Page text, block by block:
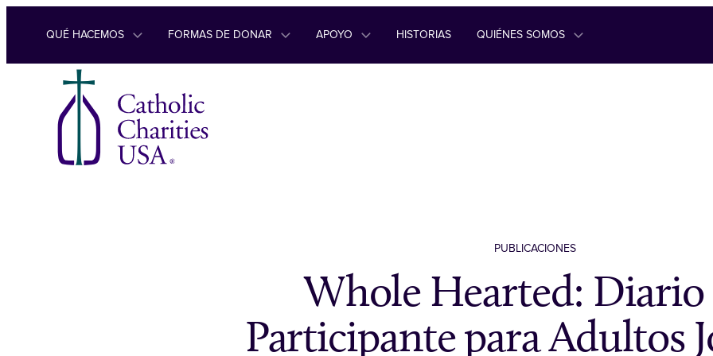
Ir al contenido
QUÉ HACEMOS FORMAS DE DONAR APOYO HISTORIAS QUIÉNES SOMOS
PUBLICACIONES
Whole Hearted: Diario
Participante para Adultos